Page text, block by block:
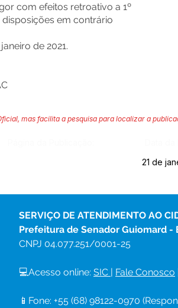
com efeitos retroativo a 1º
disposições em contrário
de 2021.
mas facilita a pesquisa para localizar a
21 de
SERVIÇO DE ATENDIMENTO AO
Prefeitura de Senador Guiomard -
CNPJ 04.077.251/0001-25
💻Acesso online: SIC | Fale Conosco
📱Fone: +55 (68) 98122-0970